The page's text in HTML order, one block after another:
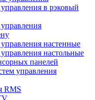
в рэковый
настенные
настольные
панелей
управления
RMS